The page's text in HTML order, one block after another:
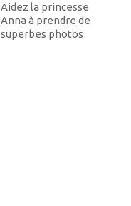
Aidez la princesse
Anna à prendre de
superbes photos